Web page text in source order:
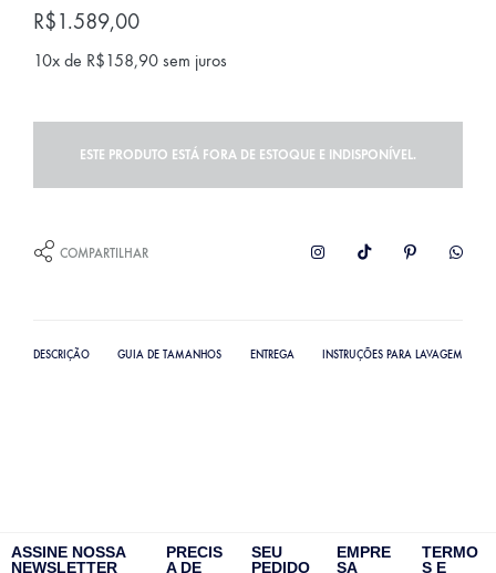
R$1.589,00
10x de R$158,90 sem juros
ESTE PRODUTO ESTÁ FORA DE ESTOQUE E INDISPONÍVEL.
COMPARTILHAR
DESCRIÇÃO GUIA DE TAMANHOS ENTREGA INSTRUÇÕES PARA LAVAGEM
ASSINE NOSSA
NEWSLETTER
PRECIS
A DE
SEU
PEDIDO
EMPRE
SA
TERMO
S E